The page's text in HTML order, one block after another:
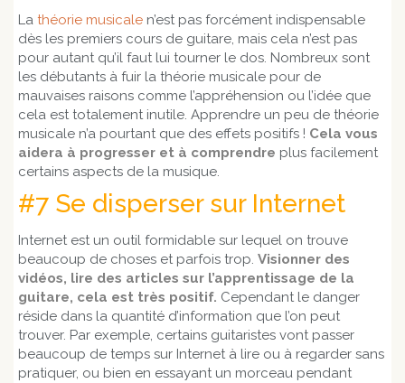
La théorie musicale n’est pas forcément indispensable
dès les premiers cours de guitare, mais cela n’est pas
pour autant qu’il faut lui tourner le dos. Nombreux sont
les débutants à fuir la théorie musicale pour de
mauvaises raisons comme l’appréhension ou l’idée que
cela est totalement inutile. Apprendre un peu de théorie
musicale n’a pourtant que des effets positifs ! Cela vous
aidera à progresser et à comprendre plus facilement
certains aspects de la musique.
#7 Se disperser sur Internet
Internet est un outil formidable sur lequel on trouve
beaucoup de choses et parfois trop. Visionner des
vidéos, lire des articles sur l’apprentissage de la
guitare, cela est très positif. Cependant le danger
réside dans la quantité d’information que l’on peut
trouver. Par exemple, certains guitaristes vont passer
beaucoup de temps sur Internet à lire ou à regarder sans
pratiquer, ou bien en essayant un morceau pendant